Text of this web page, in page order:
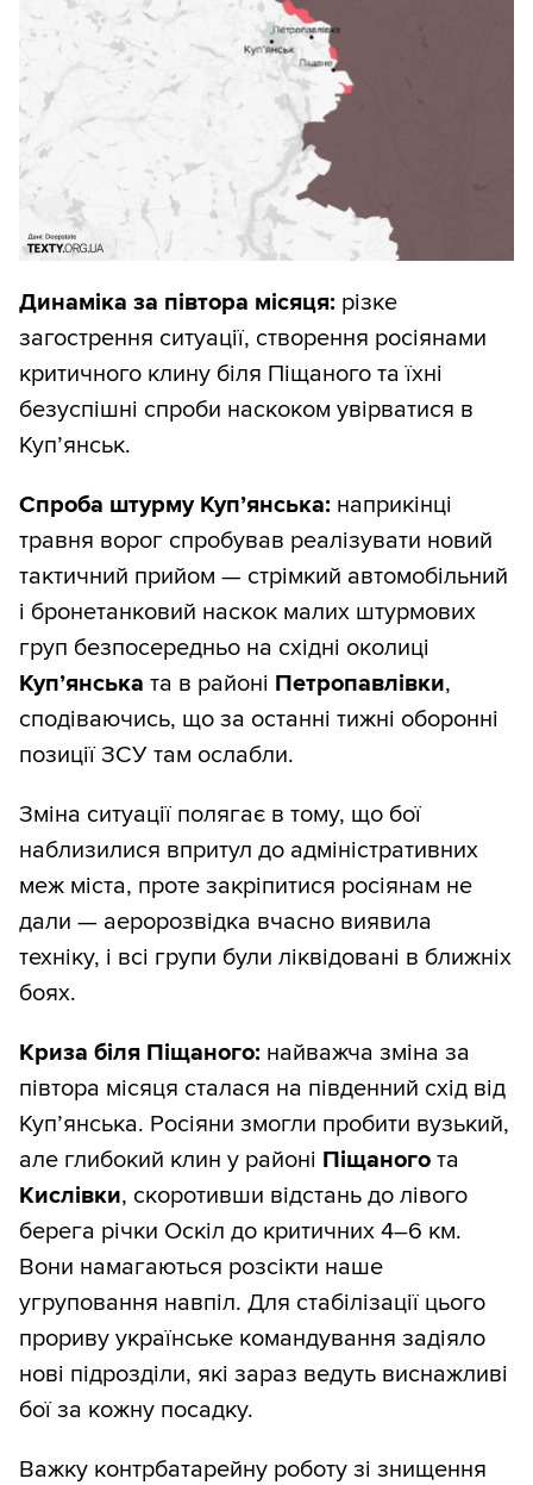
Динаміка за півтора місяця: різке
загострення ситуації, створення росіянами
критичного клину біля Піщаного та їхні
безуспішні спроби наскоком увірватися в
Куп’янськ.
Спроба штурму Куп’янська: наприкінці
травня ворог спробував реалізувати новий
тактичний прийом — стрімкий автомобільний
і бронетанковий наскок малих штурмових
груп безпосередньо на східні околиці
Куп’янська та в районі Петропавлівки,
сподіваючись, що за останні тижні оборонні
позиції ЗСУ там ослабли.
Зміна ситуації полягає в тому, що бої
наблизилися впритул до адміністративних
меж міста, проте закріпитися росіянам не
дали — аеророзвідка вчасно виявила
техніку, і всі групи були ліквідовані в ближніх
боях.
Криза біля Піщаного: найважча зміна за
півтора місяця сталася на південний схід від
Куп’янська. Росіяни змогли пробити вузький,
але глибокий клин у районі Піщаного та
Кислівки, скоротивши відстань до лівого
берега річки Оскіл до критичних 4–6 км.
Вони намагаються розсікти наше
угруповання навпіл. Для стабілізації цього
прориву українське командування задіяло
нові підрозділи, які зараз ведуть виснажливі
бої за кожну посадку.
Важку контрбатарейну роботу зі знищення